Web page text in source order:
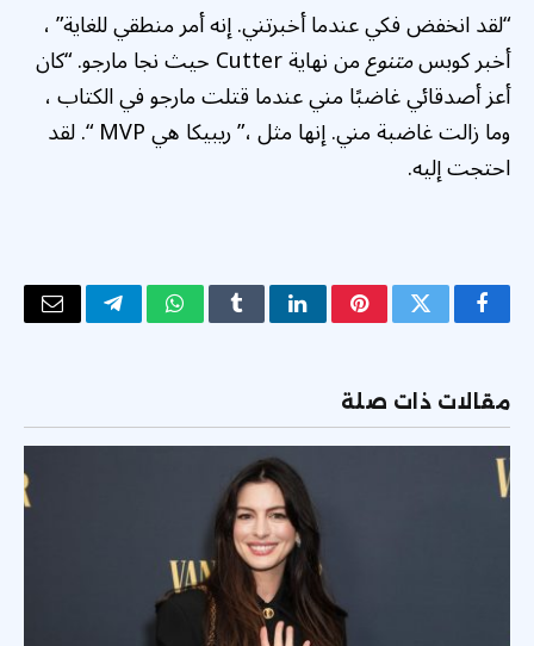
“لقد انخفض فكي عندما أخبرتني. إنه أمر منطقي للغاية” ،
أخبر كوبسمتنوع من نهاية Cutter حيث نجا مارجو. “كان
أعز أصدقائي غاضبًا مني عندما قتلت مارجو في الكتاب ،
وما زالت غاضبة مني. إنها مثل ،” ريبيكا هي MVP “. لقد
احتجت إليه.
فيسبوكتويتر بينتيريستلينكدإنTumblrواتسابتيلقرامالبريد
مقالات ذات صلة